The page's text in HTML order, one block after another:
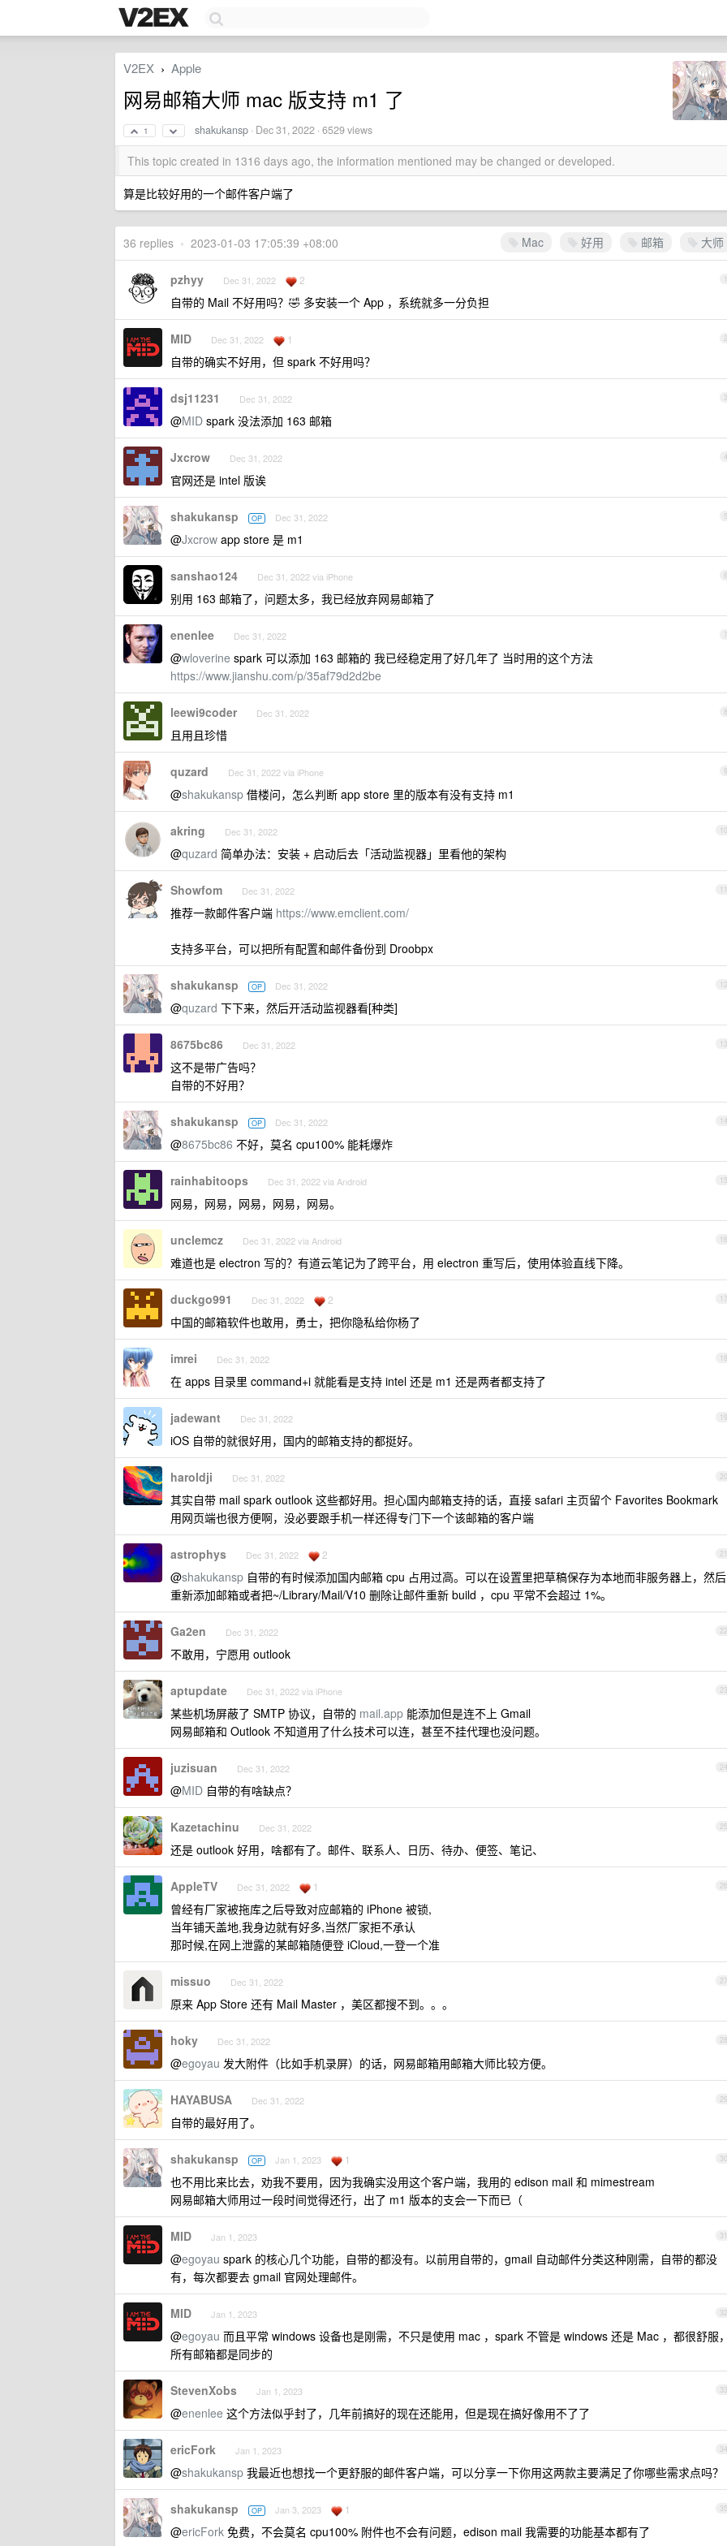
V2EX › Apple
网易邮箱大师 mac 版支持 m1 了
1 shakukansp · Dec 31, 2022 · 6529 views
This topic created in 1316 days ago, the information mentioned may be changed or developed.
算是比较好用的一个邮件客户端了
Mac 好用 邮箱 大师
36 replies • 2023-01-03 17:05:39 +08:00
1
pzhyy Dec 31, 2022 2
自带的 Mail 不好用吗？🤣 多安装一个 App ，系统就多一分负担
2
MID Dec 31, 2022 1
自带的确实不好用，但 spark 不好用吗？
3
dsj11231 Dec 31, 2022
@MID spark 没法添加 163 邮箱
4
Jxcrow Dec 31, 2022
官网还是 intel 版诶
5
shakukansp OP Dec 31, 2022
@Jxcrow app store 是 m1
6
sanshao124 Dec 31, 2022 via iPhone
别用 163 邮箱了，问题太多，我已经放弃网易邮箱了
7
enenlee Dec 31, 2022
@wloverine spark 可以添加 163 邮箱的 我已经稳定用了好几年了 当时用的这个方法
https://www.jianshu.com/p/35af79d2d2be
8
leewi9coder Dec 31, 2022
且用且珍惜
9
quzard Dec 31, 2022 via iPhone
@shakukansp 借楼问，怎么判断 app store 里的版本有没有支持 m1
10
akring Dec 31, 2022
@quzard 简单办法：安装 + 启动后去「活动监视器」里看他的架构
11
Showfom Dec 31, 2022
推荐一款邮件客户端 https://www.emclient.com/
支持多平台，可以把所有配置和邮件备份到 Droobpx
12
shakukansp OP Dec 31, 2022
@quzard 下下来，然后开活动监视器看[种类]
13
8675bc86 Dec 31, 2022
这不是带广告吗？
自带的不好用？
14
shakukansp OP Dec 31, 2022
@8675bc86 不好，莫名 cpu100% 能耗爆炸
15
rainhabitoops Dec 31, 2022 via Android
网易，网易，网易，网易，网易。
16
unclemcz Dec 31, 2022 via Android
难道也是 electron 写的？有道云笔记为了跨平台，用 electron 重写后，使用体验直线下降。
17
duckgo991 Dec 31, 2022 2
中国的邮箱软件也敢用，勇士，把你隐私给你杨了
18
imrei Dec 31, 2022
在 apps 目录里 command+i 就能看是支持 intel 还是 m1 还是两者都支持了
19
jadewant Dec 31, 2022
iOS 自带的就很好用，国内的邮箱支持的都挺好。
20
haroldji Dec 31, 2022
其实自带 mail spark outlook 这些都好用。担心国内邮箱支持的话，直接 safari 主页留个 Favorites Bookmark
用网页端也很方便啊，没必要跟手机一样还得专门下一个该邮箱的客户端
21
astrophys Dec 31, 2022 2
@shakukansp 自带的有时候添加国内邮箱 cpu 占用过高。可以在设置里把草稿保存为本地而非服务器上，然后
重新添加邮箱或者把~/Library/Mail/V10 删除让邮件重新 build ，cpu 平常不会超过 1%。
22
Ga2en Dec 31, 2022
不敢用，宁愿用 outlook
23
aptupdate Dec 31, 2022 via iPhone
某些机场屏蔽了 SMTP 协议，自带的 mail.app 能添加但是连不上 Gmail
网易邮箱和 Outlook 不知道用了什么技术可以连，甚至不挂代理也没问题。
24
juzisuan Dec 31, 2022
@MID 自带的有啥缺点？
25
Kazetachinu Dec 31, 2022
还是 outlook 好用，啥都有了。邮件、联系人、日历、待办、便签、笔记、
26
AppleTV Dec 31, 2022 1
曾经有厂家被拖库之后导致对应邮箱的 iPhone 被锁,
当年铺天盖地,我身边就有好多,当然厂家拒不承认
那时候,在网上泄露的某邮箱随便登 iCloud,一登一个准
27
missuo Dec 31, 2022
原来 App Store 还有 Mail Master ，美区都搜不到。。。
28
hoky Dec 31, 2022
@egoyau 发大附件（比如手机录屏）的话，网易邮箱用邮箱大师比较方便。
29
HAYABUSA Dec 31, 2022
自带的最好用了。
30
shakukansp OP Jan 1, 2023 1
也不用比来比去，劝我不要用，因为我确实没用这个客户端，我用的 edison mail 和 mimestream
网易邮箱大师用过一段时间觉得还行，出了 m1 版本的支会一下而已（
31
MID Jan 1, 2023
@egoyau spark 的核心几个功能，自带的都没有。以前用自带的，gmail 自动邮件分类这种刚需，自带的都没
有，每次都要去 gmail 官网处理邮件。
32
MID Jan 1, 2023
@egoyau 而且平常 windows 设备也是刚需，不只是使用 mac ，spark 不管是 windows 还是 Mac ，都很舒服，
所有邮箱都是同步的
33
StevenXobs Jan 1, 2023
@enenlee 这个方法似乎封了，几年前搞好的现在还能用，但是现在搞好像用不了了
34
ericFork Jan 1, 2023
@shakukansp 我最近也想找一个更舒服的邮件客户端，可以分享一下你用这两款主要满足了你哪些需求点吗？
35
shakukansp OP Jan 3, 2023 1
@ericFork 免费，不会莫名 cpu100% 附件也不会有问题，edison mail 我需要的功能基本都有了